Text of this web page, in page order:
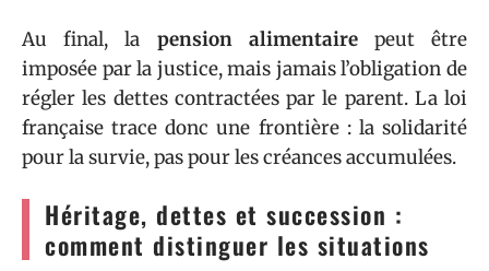
Au final, la pension alimentairepeut être
imposée par la justice, mais jamais l’obligation de
régler les dettes contractées par le parent. La loi
française trace donc une frontière : la solidarité
pour la survie, pas pour les créances accumulées.
Héritage, dettes et succession :
comment distinguer les situations